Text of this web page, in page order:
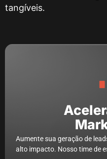
tangíveis.
Aumente sua geração de
alto impacto. Nosso time de